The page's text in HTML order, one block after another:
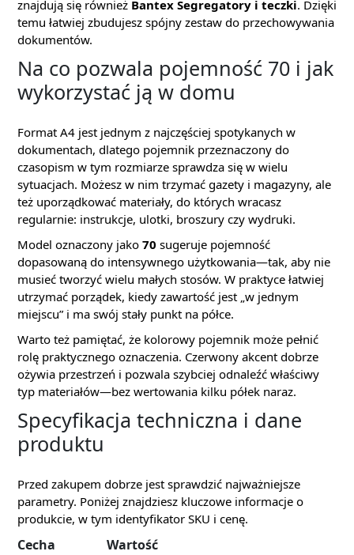
znajdują się również Bantex Segregatory i teczki. Dzięki
temu łatwiej zbudujesz spójny zestaw do przechowywania
dokumentów.
Na co pozwala pojemność 70 i jak
wykorzystać ją w domu
Format A4 jest jednym z najczęściej spotykanych w
dokumentach, dlatego pojemnik przeznaczony do
czasopism w tym rozmiarze sprawdza się w wielu
sytuacjach. Możesz w nim trzymać gazety i magazyny, ale
też uporządkować materiały, do których wracasz
regularnie: instrukcje, ulotki, broszury czy wydruki.
Model oznaczony jako 70 sugeruje pojemność
dopasowaną do intensywnego użytkowania—tak, aby nie
musieć tworzyć wielu małych stosów. W praktyce łatwiej
utrzymać porządek, kiedy zawartość jest „w jednym
miejscu” i ma swój stały punkt na półce.
Warto też pamiętać, że kolorowy pojemnik może pełnić
rolę praktycznego oznaczenia. Czerwony akcent dobrze
ożywia przestrzeń i pozwala szybciej odnaleźć właściwy
typ materiałów—bez wertowania kilku półek naraz.
Specyfikacja techniczna i dane
produktu
Przed zakupem dobrze jest sprawdzić najważniejsze
parametry. Poniżej znajdziesz kluczowe informacje o
produkcie, w tym identyfikator SKU i cenę.
Cecha Wartość